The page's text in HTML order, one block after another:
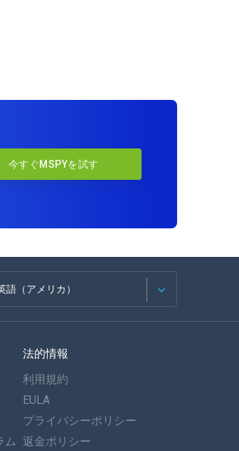
今すぐMSPYを試す
語（アメリカ）
ランセ
スペイン語
ポルトガル語
ム
法的情報
利用規約
EULA
プライバシーポリシー
返金ポリシー